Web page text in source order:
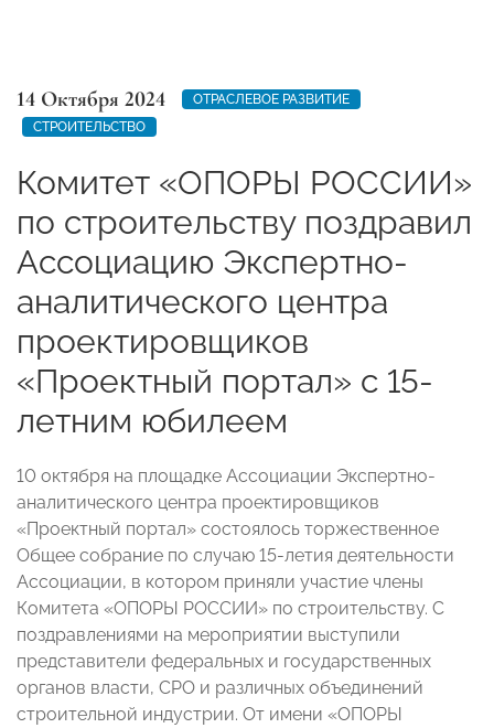
14 Октября 2024
ОТРАСЛЕВОЕ РАЗВИТИЕ
СТРОИТЕЛЬСТВО
Комитет «ОПОРЫ РОССИИ»
по строительству поздравил
Ассоциацию Экспертно-
аналитического центра
проектировщиков
«Проектный портал» с 15-
летним юбилеем
10 октября на площадке Ассоциации Экспертно-
аналитического центра проектировщиков
«Проектный портал» состоялось торжественное
Общее собрание по случаю 15-летия деятельности
Ассоциации, в котором приняли участие члены
Комитета «ОПОРЫ РОССИИ» по строительству. С
поздравлениями на мероприятии выступили
представители федеральных и государственных
органов власти, СРО и различных объединений
строительной индустрии. От имени «ОПОРЫ